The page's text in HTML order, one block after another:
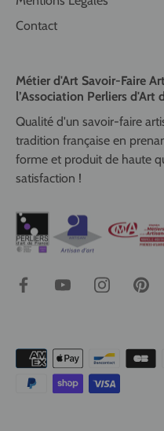
Contact
Métier d'Art Savoir-Faire
l’Association Perliers d'Art
Qualité d'un savoir-faire
tradition française en
forme et produit de haute
satisfaction !